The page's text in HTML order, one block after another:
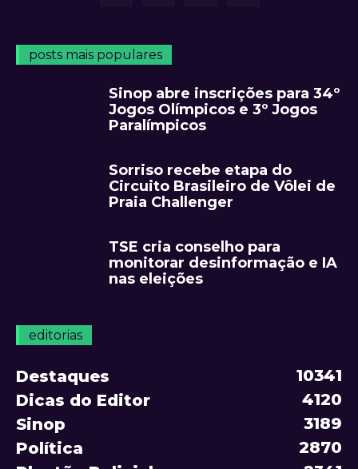
posts mais populares
Sinop abre inscrições para 34º
Jogos Olímpicos e 3º Jogos
Paralímpicos
Sorriso recebe etapa do
Circuito Brasileiro de Vôlei de
Praia Challenger
TSE cria conselho para
monitorar desinformação e IA
nas eleições
editorias
Destaques
10341
Dicas do Editor
4120
Sinop
3189
Política
2870